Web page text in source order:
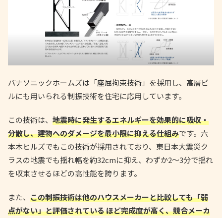
パナソニックホームズは「座屈拘束技術」を採用し、高層ビ
ルにも用いられる制振技術を住宅に応用しています。
この技術は、 地震時に発生するエネルギーを効果的に吸収・
分散し、建物へのダメージを最小限に抑える仕組みです。六
本木ヒルズでもこの技術が採用されており、東日本大震災ク
ラスの地震でも揺れ幅を約32cmに抑え、わずか2〜3分で揺れ
を収束させるほどの高性能を誇ります。
また、 この制振技術は他のハウスメーカーと比較しても「弱
点がない」と評価されている ほど完成度が高く、競合メーカ